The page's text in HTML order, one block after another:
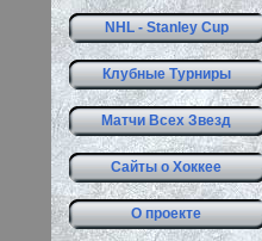
NHL - Stanley Cup
Клубные Турниры
Матчи Всех Звезд
Сайты о Хоккее
О проекте